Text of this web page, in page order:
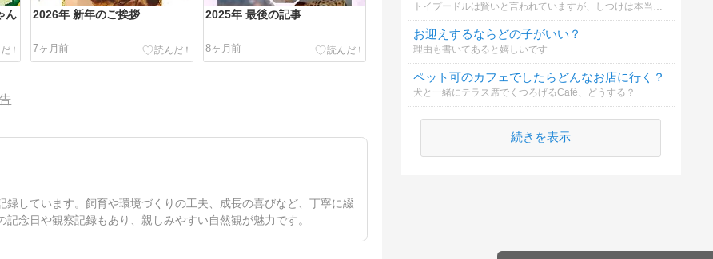
ん
2026年 新年のご挨拶
7ヶ月前
2025年 最後の記事
8ヶ月前
しています。飼育や環境づくりの工夫、成長の喜びなど、丁寧に綴
念日や観察記録もあり、親しみやすい自然観が魅力です。
トイプードルは賢いと言われていますが、しつけは本当にしやすいでしょうか？
お迎えするならどの子がいい？
理由も書いてあると嬉しいです
ペット可のカフェでしたらどんなお店に行く？
犬と一緒にテラス席でくつろげるCafé、どうする？
続きを表示